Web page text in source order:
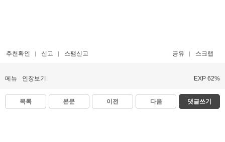
추천확인 신고 스팸신고 공유 스크랩
메뉴 인장보기 EXP 62%
목록 본문 이전 다음 댓글쓰기